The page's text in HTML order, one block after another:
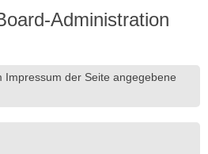
Administration
Impressum der Seite angegebene